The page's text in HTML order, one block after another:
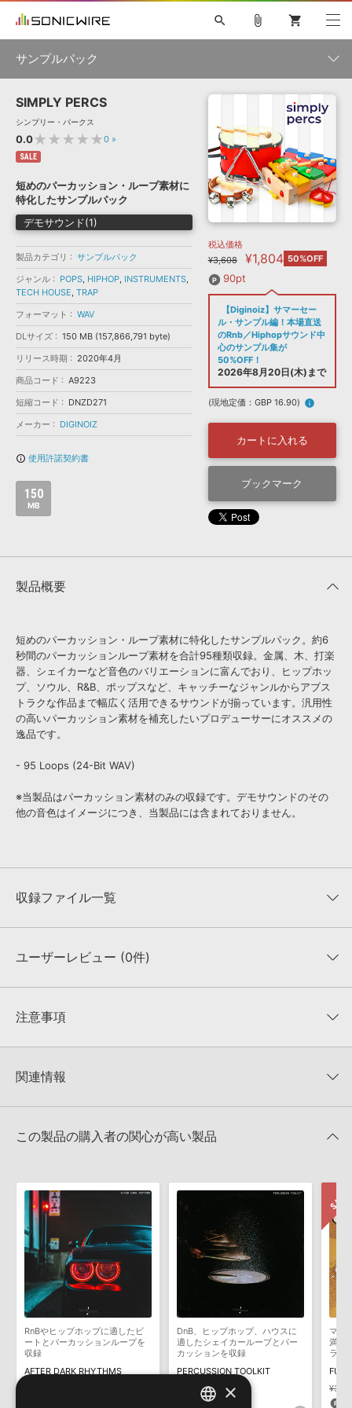
ソフト音源 »
プラグイン・エフェクト »
サンプルパック »
ソフトウェア／ツール »
DAW »
効果音 »
BGM »
特集 »
ニュースレター »
SONICWIREブログ »
製品サポート情報 »
DTMガイド »
FAQ »
お問い合わせ »
音楽カード
楽曲配信流通 サービス
無償のサウンド管理ソフト
次世代型ボーカル・エディタ
SLS 音素材の制作・
search
初音ミク NT 鏡音リン・レン V4X
MEIKO V3
KAITO V3
TOONTRACK
SPITFIRE AUDIO
VIENNA
EZ DRUMMER 3
ライセンスフリーBGM
ボーカル抜き出し
DUBSTEP
ELECTRONICA
EDM TRANCE MUTANT
ROUTER.FM
ソフト音源 プラグイン・エフェクト
ソフトウェア／ツール DAW 効果音
attach_file shopping_cart
サンプルパック
製品一覧
メーカー
フォーマット
ランキング
SIMPLY PERCS
シンプリー・パークス
0.0★★★★★0 »
SALE
短めのパーカッション・ループ素材に
特化したサンプルパック
デモサウンド(1)
製品カテゴリ
サンプルパック
ジャンル
POPS, HIPHOP, INSTRUMENTS,
TECH HOUSE, TRAP
フォーマット
WAV
DLサイズ
150 MB (157,866,791 byte)
リリース時期
2020年4月
商品コード
A9223
短縮コード
DNZD271
メーカー
DIGINOIZ
info_outline 使用許諾契約書
150
MB
税込価格
¥3,608
¥1,804 50%OFF
90pt
【Diginoiz】サマーセー
ル・サンプル編！本場直送
のRnb／Hiphopサウンド中
心のサンプル集が
50%OFF！
2026年8月20日(木)まで
(現地定価：GBP 16.90) info
カートに入れる
ブックマーク
製品概要
短めのパーカッション・ループ素材に特化したサンプルパック。約6
秒間のパーカッションループ素材を合計95種類収録。金属、木、打楽
器、シェイカーなど音色のバリエーションに富んでおり、ヒップホッ
プ、ソウル、R&B、ポップスなど、キャッチーなジャンルからアブス
トラクな作品まで幅広く活用できるサウンドが揃っています。汎用性
の高いパーカッション素材を補充したいプロデューサーにオススメの
逸品です。
- 95 Loops (24-Bit WAV)
※当製品はパーカッション素材のみの収録です。デモサウンドのその
他の音色はイメージにつき、当製品には含まれておりません。
収録ファイル一覧
収録ファイル一覧
ユーザーレビュー (0件)
★★★★★
★5
★4
★1
注意事項
KONTAKTフォーマットは、
でお使いいただけます。無償版のKONTAKT PLAYERではお使いい
4GBを超えるデータに関するご注意：FAT32でフォーマットされた
きます際には、NTFSやHFS＋でフォーマットされたHDDをご用意
いただく必要がございます。
製品の購入手続き完了後、受注確認メールとシリアルナンバーをお
知らせするメールの2通が送信されます。メールに記載されており
ます説明に沿って、製品のダウンロード／導入を行って下さい。
サンプルパック製品には、原則として日本語版操作マニュアルをご
用意しておりません。ご購入後のご不明点や詳細に関するお問い合
わせなどは
テクニカルサポート
までご連絡ください。
デモソングは、製品収録サウンドを使ってできることを紹介するた
めのデモンストレーション用の楽曲です。原則として、デモソング
そのものをお使いいただくことはできません。また、デモソングを
構成する全てのサウンドが、サンプルパックに含まれていることを
関連情報
心のサンプル集が50%OFF！
この製品の購入者の関心が高い製品
RnBやヒップホップに適したビ
ートとパーカッションループを
収録
AFTER DARK RHYTHMS
DnB、ヒップホップ、ハウスに
適したシェイカーループとパー
カッションを収録
PERCUSSION TOOLKIT
¥5,115
255pt
マン
満載
ライ
×